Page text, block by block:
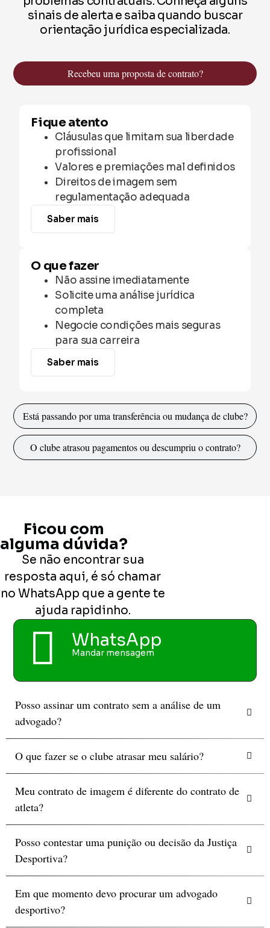
sinais de alerta e saiba quando buscar
orientação jurídica especializada.
Recebeu uma proposta de contrato?
Está passando por uma transferência ou mudança de clube?
O clube atrasou pagamentos ou descumpriu o contrato?
Fique atento
Cláusulas que limitam sua liberdade
profissional
Valores e premiações mal definidos
Direitos de imagem sem
regulamentação adequada
Saber mais
O que fazer
Não assine imediatamente
Solicite uma análise jurídica
completa
Negocie condições mais seguras
para sua carreira
Saber mais
Ficou com
alguma dúvida?
Se não encontrar sua
resposta aqui, é só chamar
no WhatsApp que a gente te
ajuda rapidinho.
WhatsApp
Mandar mensagem
Posso assinar um contrato sem a análise de um
advogado?
O que fazer se o clube atrasar meu salário?
Meu contrato de imagem é diferente do contrato de
atleta?
Posso contestar uma punição ou decisão da Justiça
Desportiva?
Em que momento devo procurar um advogado
desportivo?